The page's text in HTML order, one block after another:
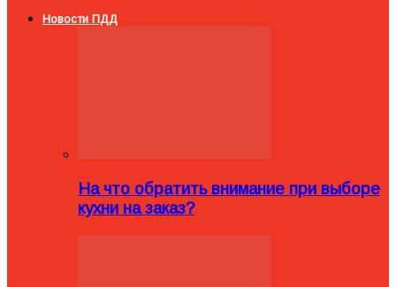
Новости ПДД
На что обратить внимание при выборе
кухни на заказ?